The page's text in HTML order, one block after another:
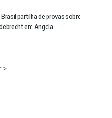
partilha de provas sobre
em Angola
">